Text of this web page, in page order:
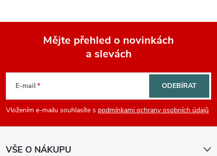
p
a
Mějte přehled o novinkách
a slevách
E-mail
Vložením e-mailu souhlasíte s podmínkami ochrany osobních údajů
ODEBÍRAT
VŠE O NÁKUPU